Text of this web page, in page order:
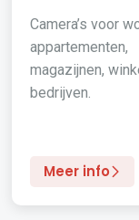
Camera’s voor
appartementen,
magazijnen,
bedrijven.
Meer info